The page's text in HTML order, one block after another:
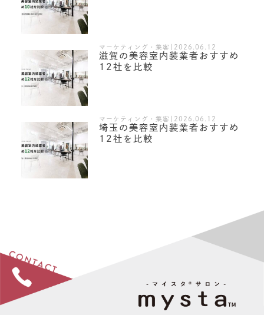
滋賀の美容室内装業者おすすめ
12社を比較
マーケティング・集客|2026.06.12
埼玉の美容室内装業者おすすめ
12社を比較
マーケティング・集客|2026.06.12